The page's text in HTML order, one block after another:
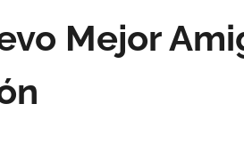
Mejor